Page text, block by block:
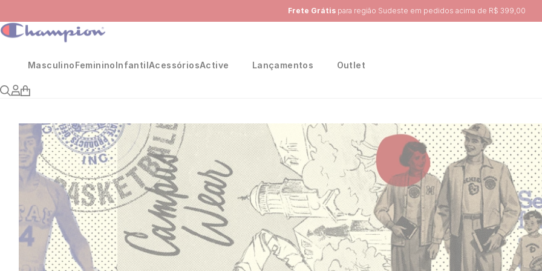
Ganhe 10% na primeira compra, utilizando o cupom: PRIMEIRA10
MasculinoFemininoInfantilAcessóriosActive Lançamentos Outlet